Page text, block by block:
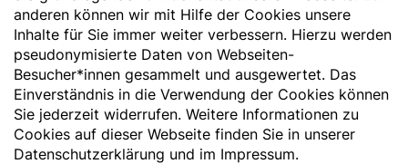
Deutsche Gesellschaft für Ernährung e. V.
Godesberger Allee 136
53175 Bonn
Tel:+49 228 3776-600
Fax:+49 228 3776-800
E-Mail:webmaster@dge.de
anderen können wir mit Hilfe der Cookies unsere
Inhalte für Sie immer weiter verbessern. Hierzu werden
pseudonymisierte Daten von Webseiten-
Besucher*innen gesammelt und ausgewertet. Das
Einverständnis in die Verwendung der Cookies können
Sie jederzeit widerrufen. Weitere Informationen zu
Cookies auf dieser Webseite finden Sie in unserer
Datenschutzerklärung und im Impressum.